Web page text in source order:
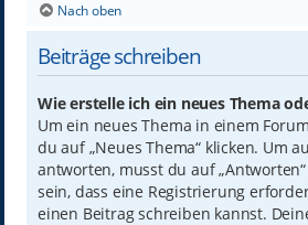
Nach oben
Beiträge schreiben
Wie erstelle ich ein neues Thema
Um ein neues Thema in einem
du auf „Neues Thema“ klicken. Um
antworten, musst du auf
sein, dass eine Registrierung
einen Beitrag schreiben kannst.